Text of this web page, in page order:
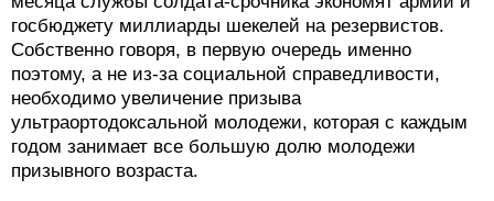
госбюджету миллиарды шекелей на резервистов.
Собственно говоря, в первую очередь именно
поэтому, а не из-за социальной справедливости,
необходимо увеличение призыва
ультраортодоксальной молодежи, которая с каждым
годом занимает все большую долю молодежи
призывного возраста.